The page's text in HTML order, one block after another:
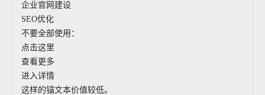
企业官网建设
SEO优化
不要全部使用：
点击这里
查看更多
进入详情
这样的锚文本价值较低。